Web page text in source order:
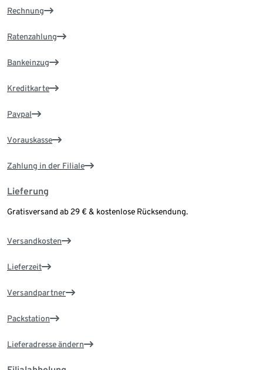
Rechnung
Ratenzahlung
Bankeinzug
Kreditkarte
Paypal
Vorauskasse
Zahlung in der Filiale
Lieferung
Gratisversand ab 29 € & kostenlose Rücksendung.
Versandkosten
Lieferzeit
Versandpartner
Packstation
Lieferadresse ändern